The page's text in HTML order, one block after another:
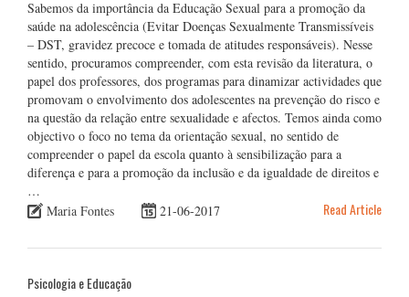
Sabemos da importância da Educação Sexual para a promoção da
saúde na adolescência (Evitar Doenças Sexualmente Transmissíveis
– DST, gravidez precoce e tomada de atitudes responsáveis). Nesse
sentido, procuramos compreender, com esta revisão da literatura, o
papel dos professores, dos programas para dinamizar actividades que
promovam o envolvimento dos adolescentes na prevenção do risco e
na questão da relação entre sexualidade e afectos. Temos ainda como
objectivo o foco no tema da orientação sexual, no sentido de
compreender o papel da escola quanto à sensibilização para a
diferença e para a promoção da inclusão e da igualdade de direitos e
…
Maria Fontes
21-06-2017 Read Article
Psicologia e Educação